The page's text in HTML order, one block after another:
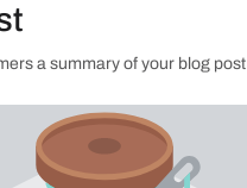
a summary of your blog post